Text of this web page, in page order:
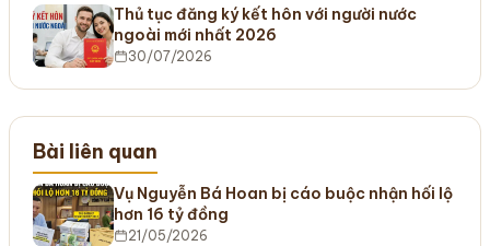
Thủ tục đăng ký kết hôn với người nước
ngoài mới nhất 2026
30/07/2026
Bài liên quan
Vụ Nguyễn Bá Hoan bị cáo buộc nhận hối lộ
hơn 16 tỷ đồng
21/05/2026